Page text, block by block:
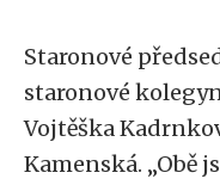
Staronové
staronové
Vojtěška
Kamenská. „Obě